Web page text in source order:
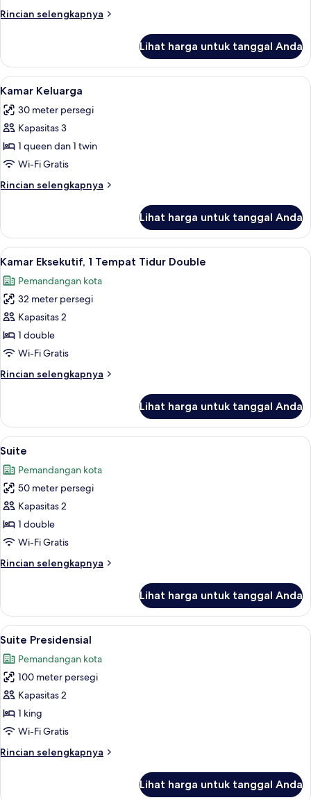
Rincian selengkapnya
Rincian
Kamar
Superior
Lihat harga untuk tanggal Anda
Lihat
semua
foto
untuk
Kamar
Keluarga
Kamar Keluarga | Seprai premium,
4
Kamar Keluarga
30 meter persegi
Kapasitas 3
1 queen dan 1 twin
Wi-Fi Gratis
Rincian selengkapnya
Rincian
Kamar
Keluarga
Lihat harga untuk tanggal Anda
Lihat
semua
foto
untuk
Kamar
Eksekutif,
1
Tidur
Kamar Eksekutif, 1 Tempat Tidur
3
Kamar Eksekutif, 1 Tempat Tidur Double
Pemandangan kota
32 meter persegi
Kapasitas 2
1 double
Wi-Fi Gratis
Rincian selengkapnya
Rincian
Kamar
Eksekutif,
1
Tidur
Double
Lihat harga untuk tanggal Anda
Lihat
semua
foto
untuk
Suite
Suite | Seprai premium, brankas,
4
Suite
Pemandangan kota
50 meter persegi
Kapasitas 2
1 double
Wi-Fi Gratis
Rincian selengkapnya
Rincian
Suite
Lihat harga untuk tanggal Anda
Lihat
semua
foto
untuk
Suite
Presidensial
Suite Presidensial | Seprai premium,
4
Suite Presidensial
Pemandangan kota
100 meter persegi
Kapasitas 2
1 king
Wi-Fi Gratis
Rincian selengkapnya
Rincian
Lihat harga untuk tanggal Anda